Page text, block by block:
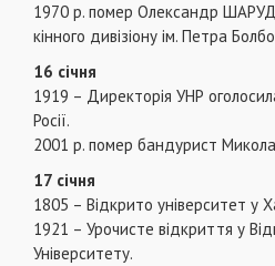
1970 р. помер Олександр
кінного дивізіону ім. Петра
16 січня
1919 – Директорія УНР
Росії.
2001 р. помер бандурист
17 січня
1805 – Відкрито університет у
1921 – Урочисте відкриття у
Університету.